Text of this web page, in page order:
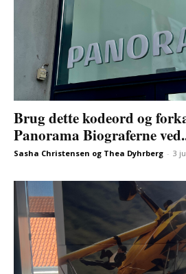
Brug dette kodeord og
Panorama Biograferne
Sasha Christensen og Thea Dyhrberg - 3